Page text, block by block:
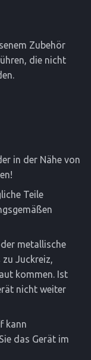
Zubehör
die nicht
in der Nähe von
Teile
metallische
Juckreiz,
kommen. Ist
nicht weiter
kann
das Gerät im